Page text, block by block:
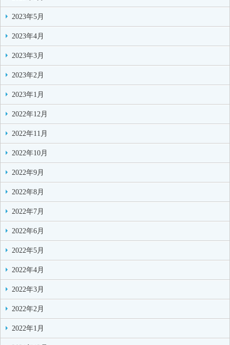
2023年5月
2023年4月
2023年3月
2023年2月
2023年1月
2022年12月
2022年11月
2022年10月
2022年9月
2022年8月
2022年7月
2022年6月
2022年5月
2022年4月
2022年3月
2022年2月
2022年1月